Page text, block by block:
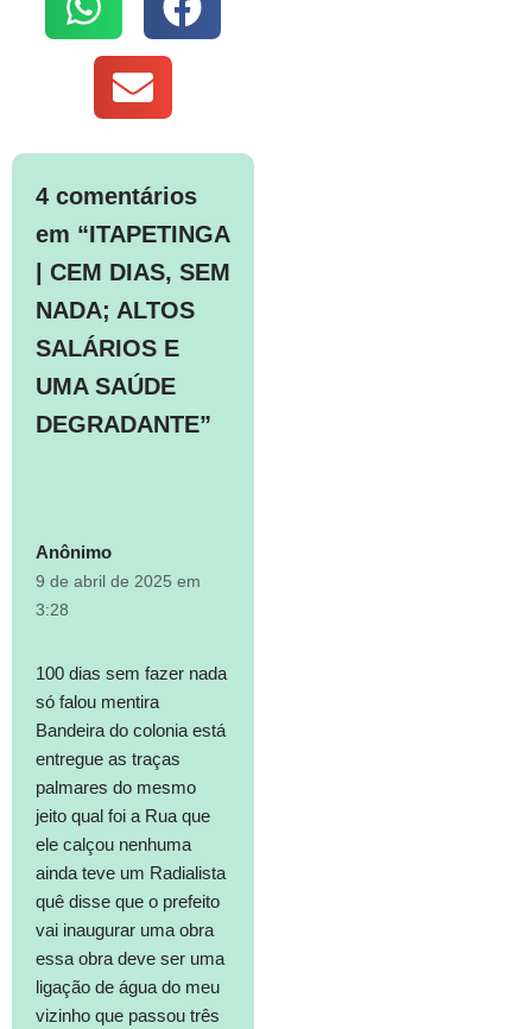
4 comentários
em “ITAPETINGA
| CEM DIAS, SEM
NADA; ALTOS
SALÁRIOS E
UMA SAÚDE
DEGRADANTE”
Anônimo
9 de abril de 2025 em
3:28
100 dias sem fazer nada
só falou mentira
Bandeira do colonia está
entregue as traças
palmares do mesmo
jeito qual foi a Rua que
ele calçou nenhuma
ainda teve um Radialista
quê disse que o prefeito
vai inaugurar uma obra
essa obra deve ser uma
ligação de água do meu
vizinho que passou três